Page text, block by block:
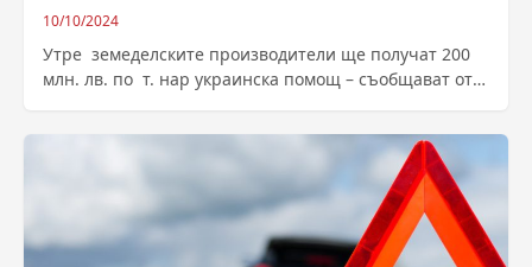
10/10/2024
Утре земеделските производители ще получат 200
млн. лв. по т. нар украинска помощ – съобщават от